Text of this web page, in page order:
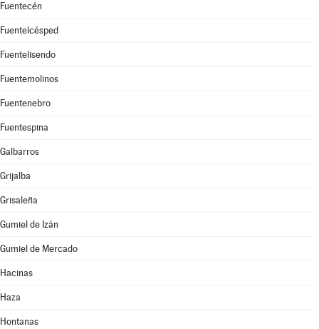
Fuentecén
Fuentelcésped
Fuentelisendo
Fuentemolinos
Fuentenebro
Fuentespina
Galbarros
Grijalba
Grisaleña
Gumiel de Izán
Gumiel de Mercado
Hacinas
Haza
Hontanas